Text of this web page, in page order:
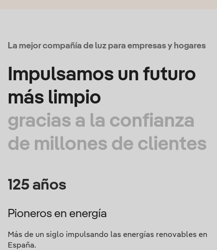
La mejor compañía de luz para empresas y hogares
Impulsamos un futuro
más limpio
gracias a la confianza
de millones de clientes
125 años
Pioneros en energía
Más de un siglo impulsando las energías renovables en
España.